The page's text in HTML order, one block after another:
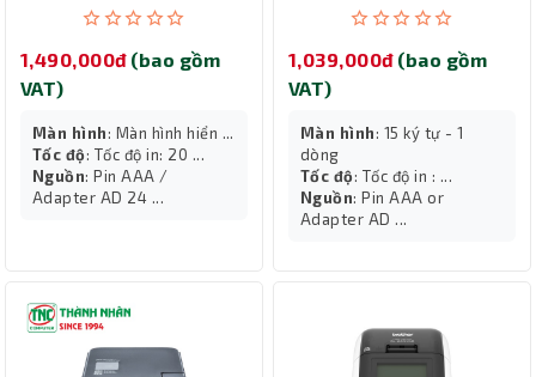
1,490,000đ (bao gồm
VAT)
Màn hình: Màn hình hiển ...
Tốc độ: Tốc độ in: 20 ...
Nguồn: Pin AAA /
Adapter AD 24 ...
1,039,000đ (bao gồm
VAT)
Màn hình: 15 ký tự - 1
dòng
Tốc độ: Tốc độ in : ...
Nguồn: Pin AAA or
Adapter AD ...